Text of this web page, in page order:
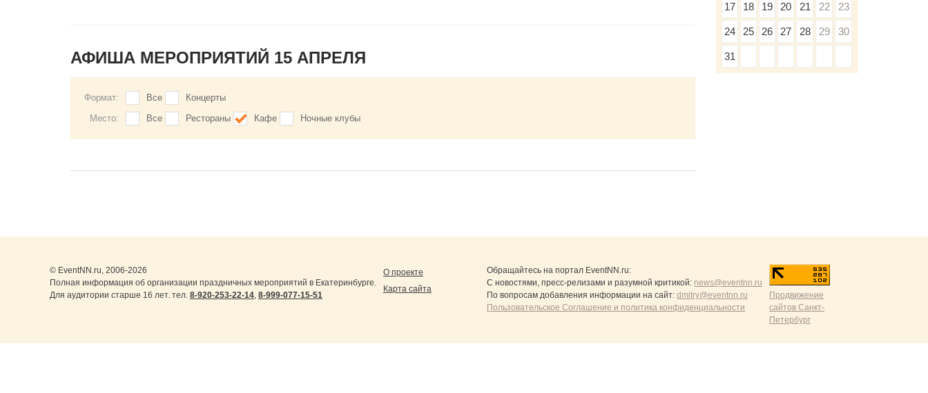
АФИША МЕРОПРИЯТИЙ 15 АПРЕЛЯ
Формат: Все
Концерты
Место:
Все Рестораны Кафе Ночные клубы
17 18 19 20 21 22 23
24 25 26 27 28 29 30
31
© EventNN.ru, 2006-2026
Полная информация об организации праздничных мероприятий в Екатеринбурге.
Для аудитории старше 16 лет. тел. 8-920-253-22-14, 8-999-077-15-51
О проекте
Карта сайта
Обращайтесь на портал EventNN.ru:
С новостями, пресс-релизами и разумной критикой: news@eventnn.ru
По вопросам добавления информации на сайт: dmitry@eventnn.ru
Пользовательское Соглашение и политика конфиденциальности
Продвижение
сайтов Санкт-
Петербург